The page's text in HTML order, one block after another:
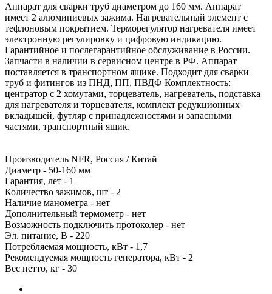
Аппарат для сварки труб диаметром до 160 мм. Аппарат
имеет 2 алюминиевых зажима. Нагревательный элемент с
тефлоновым покрытием. Терморегулятор нагревателя имеет
электронную регулировку и цифровую индикацию.
Гарантийное и послегарантийное обслуживание в России.
Запчасти в наличии в сервисном центре в РФ. Аппарат
поставляется в транспортном ящике. Подходит для сварки
труб и фитингов из ПНД, ПП, ПВДФ Комплектность:
центратор с 2 хомутами, торцеватель, нагреватель, подставка
для нагревателя и торцевателя, комплект редукционных
вкладышей, футляр с принадлежностями и запасными
частями, транспортный ящик.
Производитель NFR, Россия / Китай
Диаметр - 50-160 мм
Гарантия, лет - 1
Количество зажимов, шт - 2
Наличие манометра - нет
Дополнительный термометр - нет
Возможность подключить протоколер - нет
Эл. питание, В - 220
Потребляемая мощность, кВт - 1,7
Рекомендуемая мощность генератора, кВт - 2
Вес нетто, кг - 30